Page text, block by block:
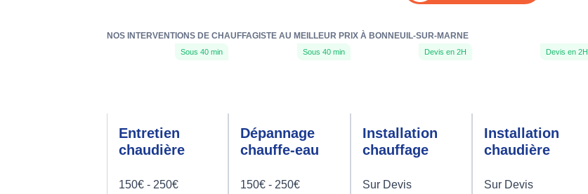
NOS INTERVENTIONS DE CHAUFFAGISTE AU MEILLEUR PRIX À BONNEUIL-SUR-MARNE
Sous 40 min
Entretien
chaudière
150€ - 250€
Sous 40 min
Dépannage
chauffe-eau
150€ - 250€
Devis en 2H
Installation
chauffage
Sur Devis
Devis en 2H
Installation
chaudière
Sur Devis